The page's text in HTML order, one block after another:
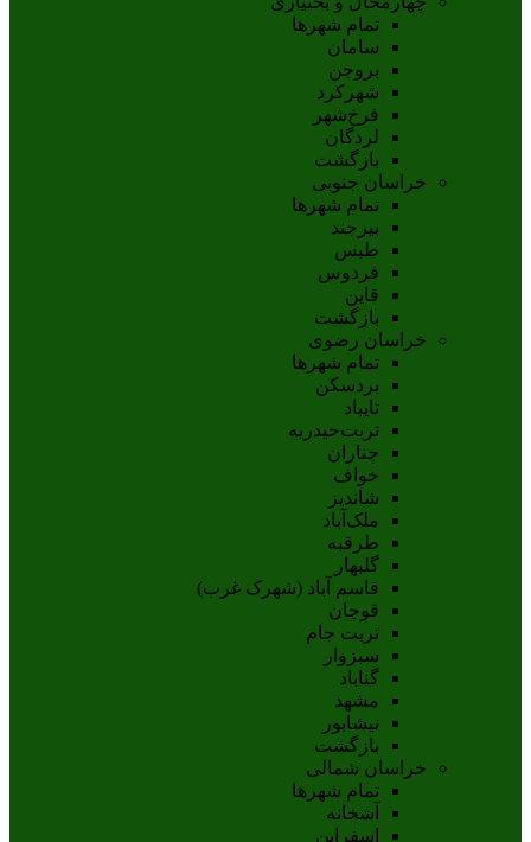
تمام شهر‌ها
سامان
بروجن
شهرکرد
فرخ‌شهر
لردگان
بازگشت
خراسان جنوبی
تمام شهر‌ها
بيرجند
طبس
فردوس
قاين
بازگشت
خراسان رضوی
تمام شهر‌ها
بردسکن
تایباد
تربت‌حیدریه
چناران
خواف
شاندیز
ملک‌آباد
طرقبه
گلبهار
قاسم آباد (شهرک غرب)
قوچان
تربت جام
سبزوار
گناباد
مشهد
نيشابور
بازگشت
خراسان شمالی
تمام شهر‌ها
آشخانه
اسفراين